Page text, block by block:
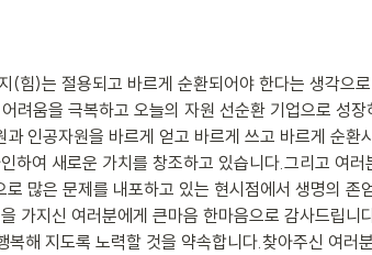
힘)는 절용되고 바르게 순환되어야 한다는 생각으
움을 극복하고 오늘의 자원 선순환 기업으로 성
인공자원을 바르게 얻고 바르게 쓰고 바르게 순
하여 새로운 가치를 창조하고 있습니다.그리고 여
많은 문제를 내포하고 있는 현시점에서 생명의
가지신 여러분에게 큰마음 한마음으로 감사드립
해 지도록 노력할 것을 약속합니다.찾아주신 여